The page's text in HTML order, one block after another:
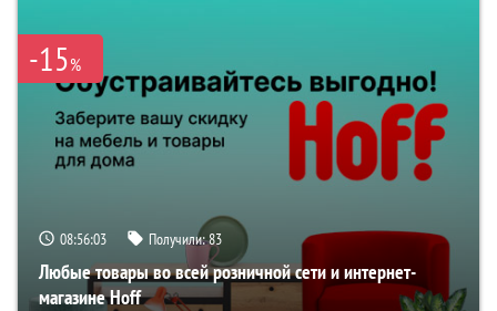
-15%
08:56:02 Получили:83
Любые товары во всей розничной сети и интернет-
магазине Hoff